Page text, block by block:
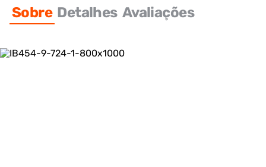
Sobre Detalhes Avaliações